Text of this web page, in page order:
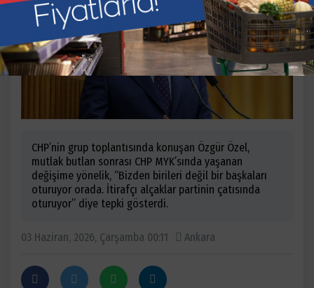
CHP’nin grup toplantısında konuşan Özgür Özel,
mutlak butlan sonrası CHP MYK’sında yaşanan
değişime yönelik, “Bizden birileri değil bir başkaları
oturuyor orada. İtirafçı alçaklar partinin çatısında
oturuyor” diye tepki gösterdi.
03 Haziran, 2026, Çarşamba 00:11 Ankara